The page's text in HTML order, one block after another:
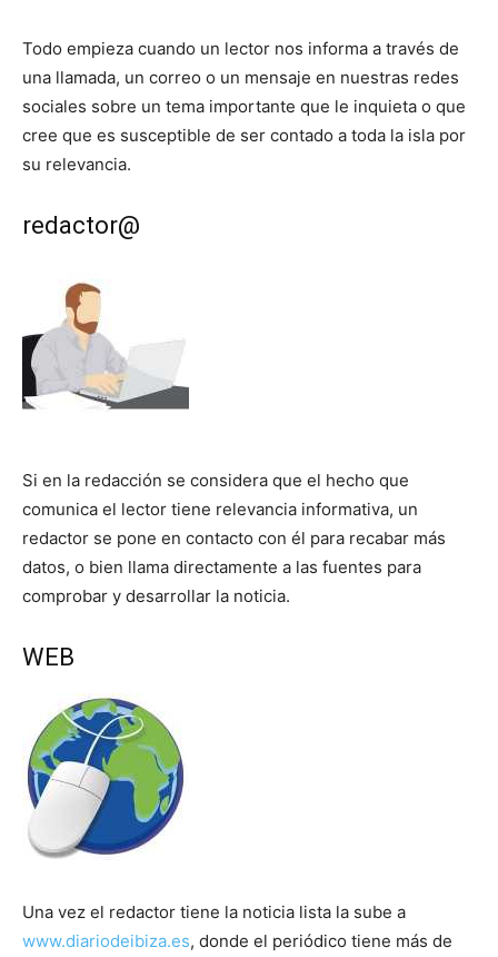
Todo empieza cuando un lector nos informa a través de
una llamada, un correo o un mensaje en nuestras redes
sociales sobre un tema importante que le inquieta o que
cree que es susceptible de ser contado a toda la isla por
su relevancia.
redactor@
Si en la redacción se considera que el hecho que
comunica el lector tiene relevancia informativa, un
redactor se pone en contacto con él para recabar más
datos, o bien llama directamente a las fuentes para
comprobar y desarrollar la noticia.
WEB
Una vez el redactor tiene la noticia lista la sube a
www.diariodeibiza.es, donde el periódico tiene más de